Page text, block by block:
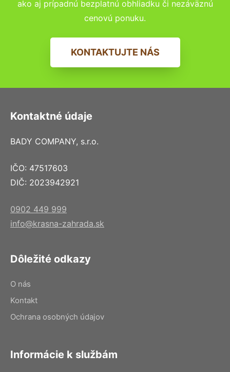
ako aj prípadnú bezplatnú obhliadku či nezáväznú
cenovú ponuku.
KONTAKTUJTE NÁS
Kontaktné údaje
BADY COMPANY, s.r.o.
IČO: 47517603
DIČ: 2023942921
0902 449 999
info@krasna-zahrada.sk
Dôležité odkazy
O nás
Kontakt
Ochrana osobných údajov
Informácie k službám